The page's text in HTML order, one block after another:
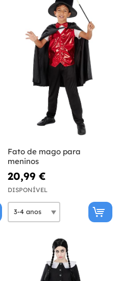
Fato de mago para
meninos
20,99 €
DISPONÍVEL